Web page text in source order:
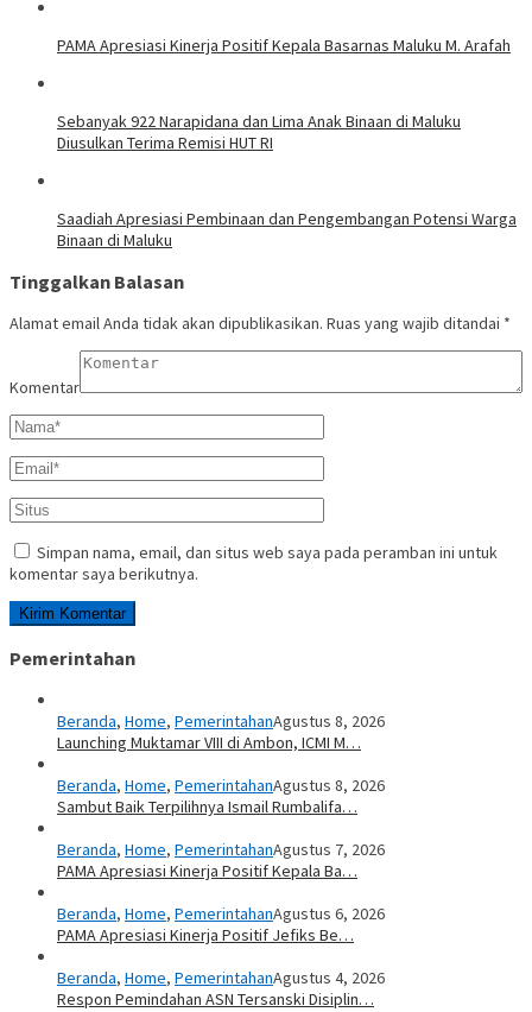
PAMA Apresiasi Kinerja Positif Kepala Basarnas Maluku M. Arafah
Sebanyak 922 Narapidana dan Lima Anak Binaan di Maluku
Diusulkan Terima Remisi HUT RI
Saadiah Apresiasi Pembinaan dan Pengembangan Potensi Warga
Binaan di Maluku
Tinggalkan Balasan
Alamat email Anda tidak akan dipublikasikan. Ruas yang wajib ditandai *
Komentar
Simpan nama, email, dan situs web saya pada peramban ini untuk
komentar saya berikutnya.
Pemerintahan
Beranda, Home, PemerintahanAgustus 8, 2026
Launching Muktamar VIII di Ambon, ICMI M…
Beranda, Home, PemerintahanAgustus 8, 2026
Sambut Baik Terpilihnya Ismail Rumbalifa…
Beranda, Home, PemerintahanAgustus 7, 2026
PAMA Apresiasi Kinerja Positif Kepala Ba…
Beranda, Home, PemerintahanAgustus 6, 2026
PAMA Apresiasi Kinerja Positif Jefiks Be…
Beranda, Home, PemerintahanAgustus 4, 2026
Respon Pemindahan ASN Tersanski Disiplin…